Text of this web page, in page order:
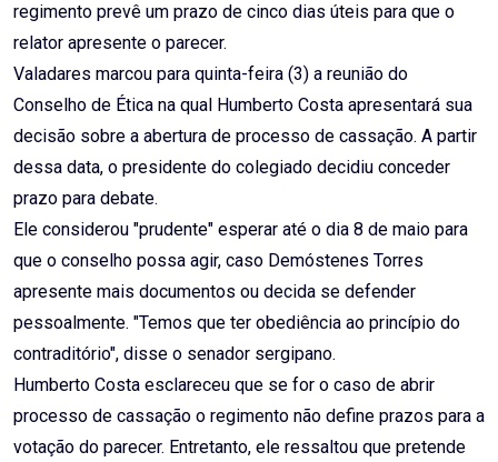
regimento prevê um prazo de cinco dias úteis para que o
relator apresente o parecer.
Valadares marcou para quinta-feira (3) a reunião do
Conselho de Ética na qual Humberto Costa apresentará sua
decisão sobre a abertura de processo de cassação. A partir
dessa data, o presidente do colegiado decidiu conceder
prazo para debate.
Ele considerou "prudente" esperar até o dia 8 de maio para
que o conselho possa agir, caso Demóstenes Torres
apresente mais documentos ou decida se defender
pessoalmente. "Temos que ter obediência ao princípio do
contraditório", disse o senador sergipano.
Humberto Costa esclareceu que se for o caso de abrir
processo de cassação o regimento não define prazos para a
votação do parecer. Entretanto, ele ressaltou que pretende